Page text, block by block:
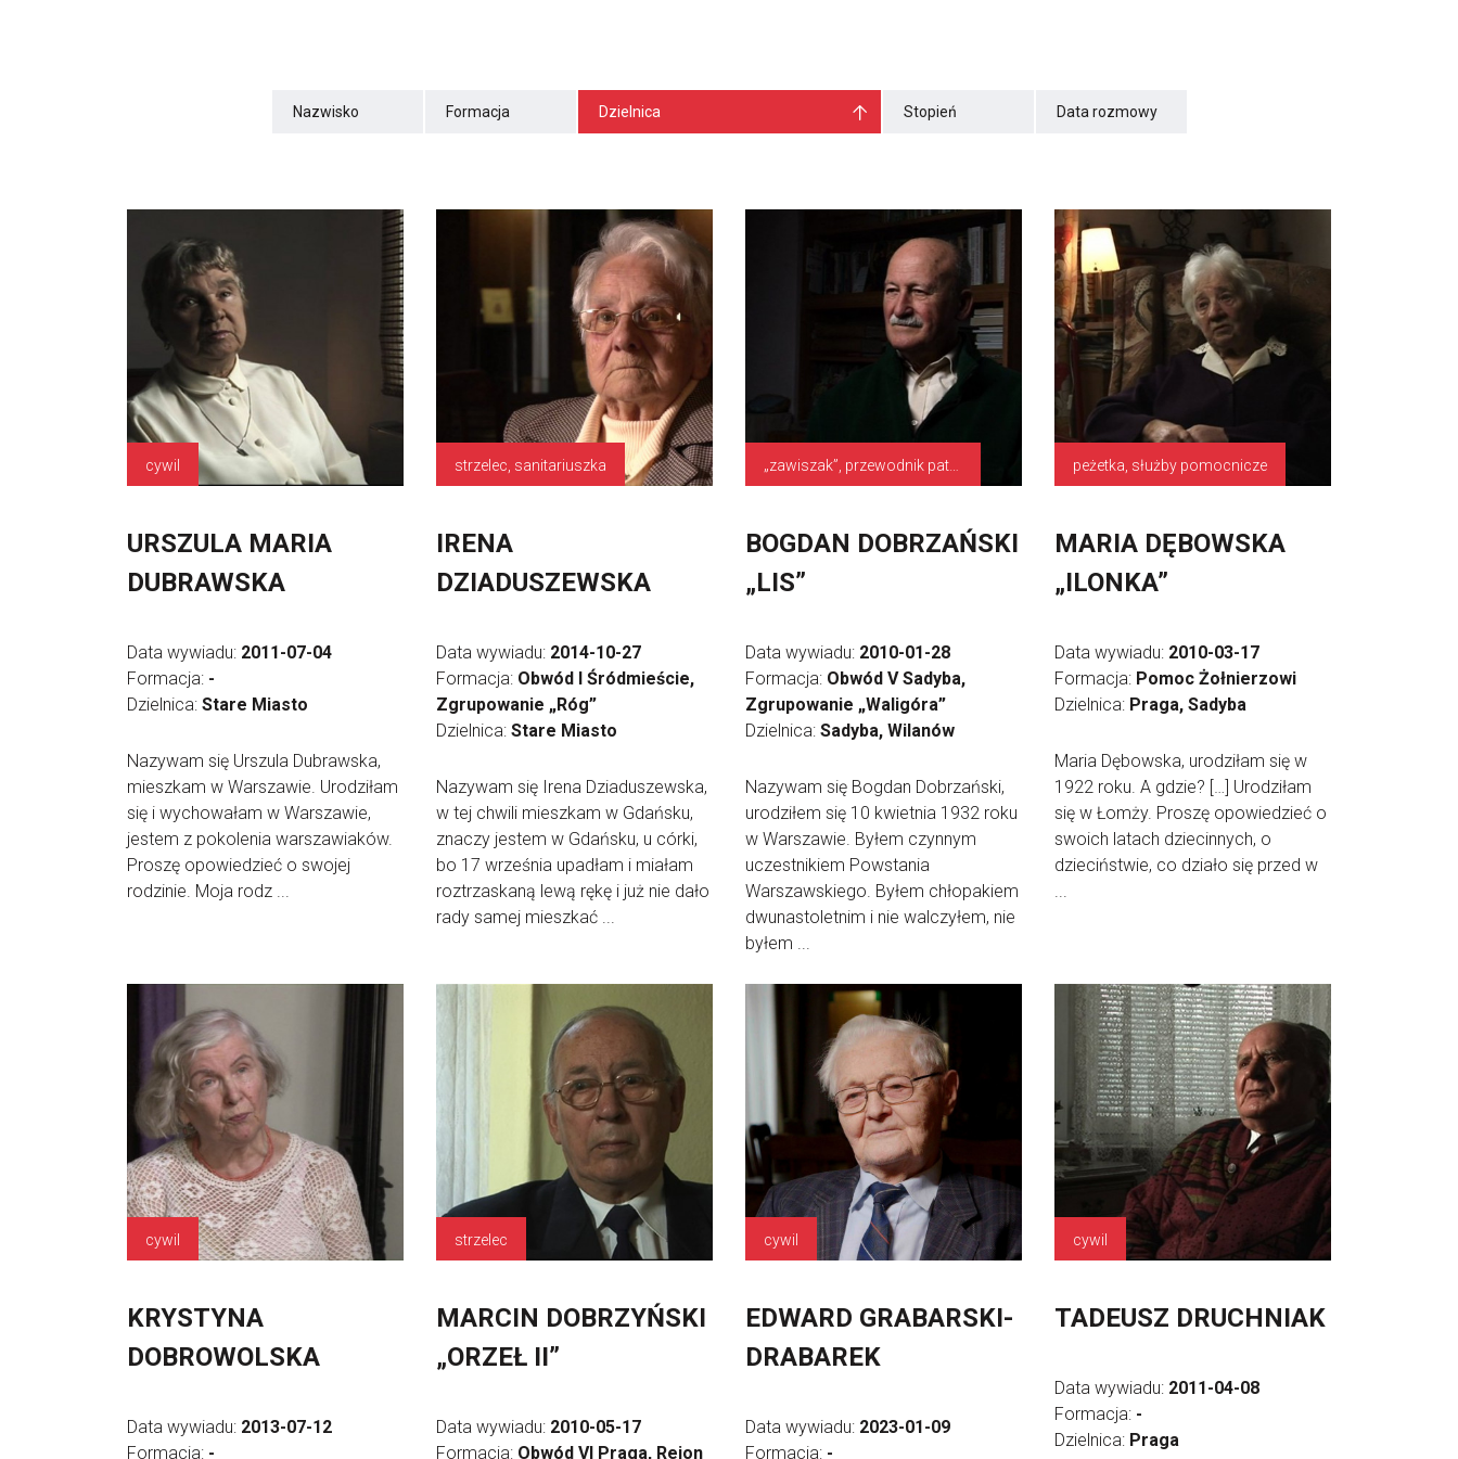
Nazwisko Formacja Dzielnica Stopień Data rozmowy
cywil
URSZULA MARIA
DUBRAWSKA
Data wywiadu: 2011-07-04
Formacja: -
Dzielnica: Stare Miasto
Nazywam się Urszula Dubrawska,
mieszkam w Warszawie. Urodziłam
się i wychowałam w Warszawie,
jestem z pokolenia warszawiaków.
Proszę opowiedzieć o swojej
rodzinie. Moja rodz ...
strzelec, sanitariuszka
IRENA
DZIADUSZEWSKA
Data wywiadu: 2014-10-27
Formacja: Obwód I Śródmieście,
Zgrupowanie „Róg”
Dzielnica: Stare Miasto
Nazywam się Irena Dziaduszewska,
w tej chwili mieszkam w Gdańsku,
znaczy jestem w Gdańsku, u córki,
bo 17 września upadłam i miałam
roztrzaskaną lewą rękę i już nie dało
rady samej mieszkać ...
BOGDAN DOBRZAŃSKI
„LIS”
Data wywiadu: 2010-01-28
Formacja: Obwód V Sadyba,
Zgrupowanie „Waligóra”
Dzielnica: Sadyba, Wilanów
Nazywam się Bogdan Dobrzański,
urodziłem się 10 kwietnia 1932 roku
w Warszawie. Byłem czynnym
uczestnikiem Powstania
Warszawskiego. Byłem chłopakiem
dwunastoletnim i nie walczyłem, nie
byłem ...
peżetka, służby pomocnicze
MARIA DĘBOWSKA
„ILONKA”
Data wywiadu: 2010-03-17
Formacja: Pomoc Żołnierzowi
Dzielnica: Praga, Sadyba
Maria Dębowska, urodziłam się w
1922 roku. A gdzie? […] Urodziłam
się w Łomży. Proszę opowiedzieć o
swoich latach dziecinnych, o
dzieciństwie, co działo się przed w
...
cywil
KRYSTYNA
DOBROWOLSKA
Data wywiadu: 2013-07-12
Formacja: -
strzelec
MARCIN DOBRZYŃSKI
„ORZEŁ II”
Data wywiadu: 2010-05-17
Formacja: Obwód VI Praga, Rejon
cywil
EDWARD GRABARSKI-
DRABAREK
Data wywiadu: 2023-01-09
Formacja: -
cywil
TADEUSZ DRUCHNIAK
Data wywiadu: 2011-04-08
Formacja: -
Dzielnica: Praga